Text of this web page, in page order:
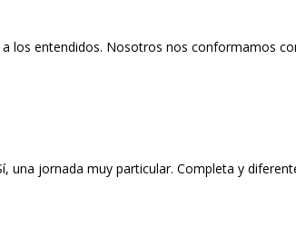
los entendidos. Nosotros nos conformamos
una jornada muy particular. Completa y